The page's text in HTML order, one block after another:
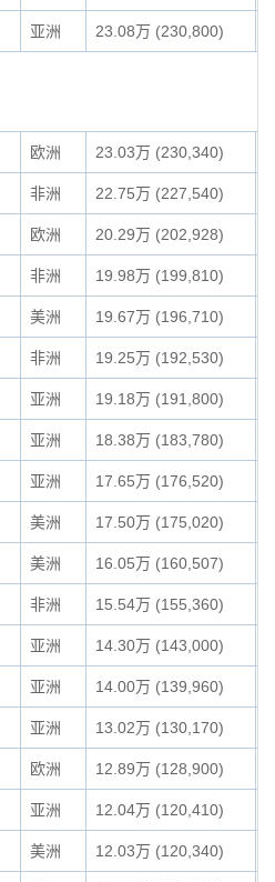
亚洲 23.08万 (230,800)
欧洲 23.03万 (230,340)
非洲 22.75万 (227,540)
欧洲 20.29万 (202,928)
非洲 19.98万 (199,810)
美洲 19.67万 (196,710)
非洲 19.25万 (192,530)
亚洲 19.18万 (191,800)
亚洲 18.38万 (183,780)
亚洲 17.65万 (176,520)
美洲 17.50万 (175,020)
美洲 16.05万 (160,507)
非洲 15.54万 (155,360)
亚洲 14.30万 (143,000)
亚洲 14.00万 (139,960)
亚洲 13.02万 (130,170)
欧洲 12.89万 (128,900)
亚洲 12.04万 (120,410)
美洲 12.03万 (120,340)